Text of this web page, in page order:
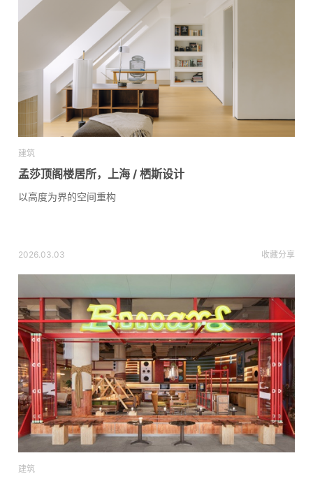
建筑
孟莎顶阁楼居所，上海 / 栖斯设计
以高度为界的空间重构
2026.03.03 收藏分享
建筑